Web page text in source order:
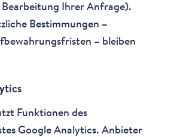
Bearbeitung Ihrer Anfrage).
Bestimmungen –
– bleiben
Funktionen des
Google Analytics. Anbieter